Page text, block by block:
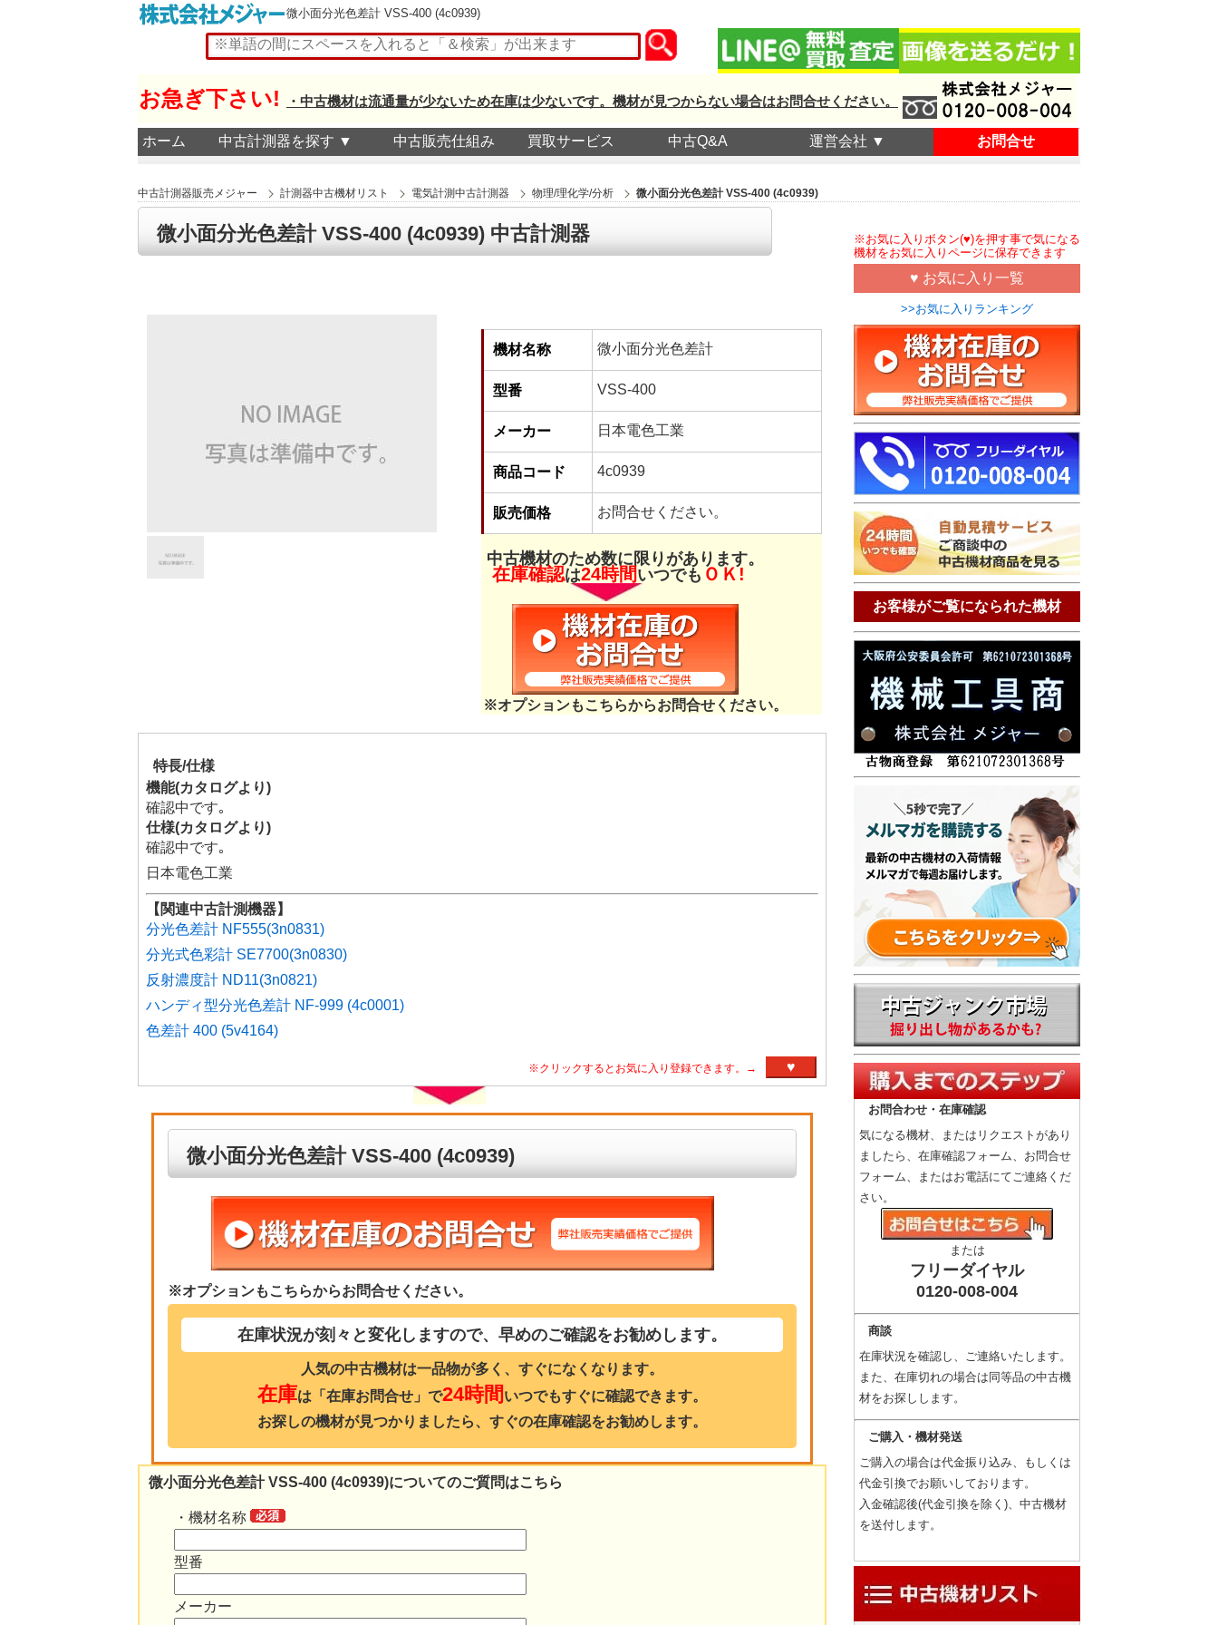
微小面分光色差計 VSS-400 (4c0939)
お急ぎ下さい! ・中古機材は流通量が少ないため在庫は少ないです。機材が見つからない場合はお問合せください。
ホーム 中古計測器を探す ▼ 中古販売仕組み 買取サービス 中古Q&A 運営会社 ▼ お問合せ
中古計測器販売メジャー 計測器中古機材リスト 電気計測中古計測器 物理/理化学/分析 微小面分光色差計 VSS-400 (4c0939)
微小面分光色差計 VSS-400 (4c0939) 中古計測器
機材名称 微小面分光色差計
型番 VSS-400
メーカー 日本電色工業
商品コード 4c0939
販売価格 お問合せください。
中古機材のため数に限りがあります。
在庫確認は24時間 いつでも ＯＫ!
※オプションもこちらからお問合せください。
特長/仕様
機能(カタログより)
確認中です｡
仕様(カタログより)
確認中です｡
日本電色工業
【関連中古計測機器】
分光色差計 NF555(3n0831)
分光式色彩計 SE7700(3n0830)
反射濃度計 ND11(3n0821)
ハンディ型分光色差計 NF-999 (4c0001)
色差計 400 (5v4164)
※クリックするとお気に入り登録できます。→ ♥
微小面分光色差計 VSS-400 (4c0939)
※オプションもこちらからお問合せください。
在庫状況が刻々と変化しますので、早めのご確認をお勧めします。
人気の中古機材は一品物が多く、すぐになくなります。
在庫は「在庫お問合せ」で24時間 いつでもすぐに確認できます。
お探しの機材が見つかりましたら、すぐの在庫確認をお勧めします。
微小面分光色差計 VSS-400 (4c0939)についてのご質問はこちら
・機材名称
型番
メーカー
※お気に入りボタン(♥)を押す事で気になる
機材をお気に入りページに保存できます
♥ お気に入り一覧
>>お気に入りランキング
お客様がご覧になられた機材
お問合わせ・在庫確認
気になる機材、またはリクエストがあり
ましたら、在庫確認フォーム、お問合せ
フォーム、またはお電話にてご連絡くだ
さい。
または
フリーダイヤル
0120-008-004
商談
在庫状況を確認し、ご連絡いたします。
また、在庫切れの場合は同等品の中古機
材をお探しします。
ご購入・機材発送
ご購入の場合は代金振り込み、もしくは
代金引換でお願いしております。
入金確認後(代金引換を除く)、中古機材
を送付します。